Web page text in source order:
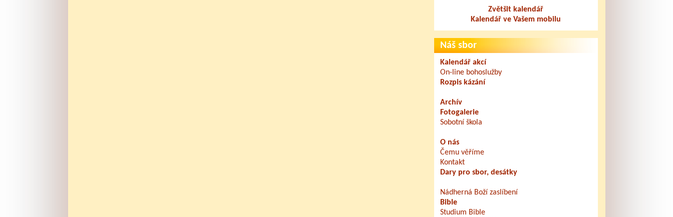
Zvětšit kalendář
Kalendář ve Vašem mobilu
Náš sbor
Kalendář akcí
On-line bohoslužby
Rozpis kázání
Archív
Fotogalerie
Sobotní škola
O nás
Čemu věříme
Kontakt
Dary pro sbor, desátky
Nádherná Boží zaslíbení
Bible
Studium Bible